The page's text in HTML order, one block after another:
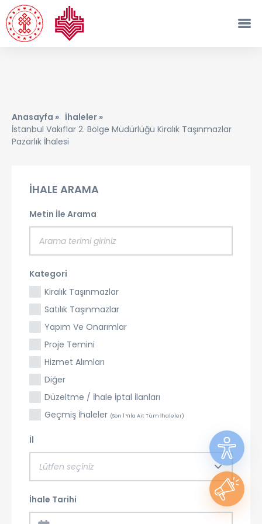
Anasayfa » İhaleler »
İstanbul Vakıflar 2. Bölge Müdürlüğü Kiralık Taşınmazlar
Pazarlık İhalesi
İHALE ARAMA
Metin İle Arama
Kategori
Kiralık Taşınmazlar
Satılık Taşınmazlar
Yapım Ve Onarımlar
Proje Temini
Hizmet Alımları
Diğer
Düzeltme / İhale İptal İlanları
Geçmiş İhaleler (Son 1 Yıla Ait Tüm İhaleler)
İl
Lütfen seçiniz
İhale Tarihi